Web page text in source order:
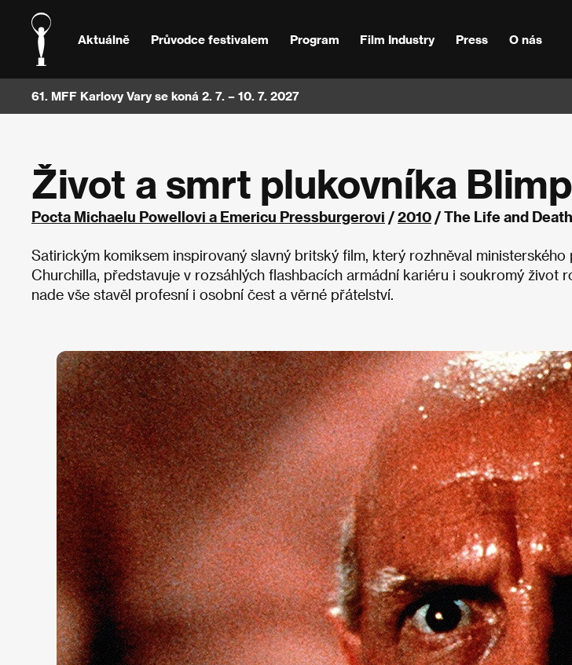
Aktuálně Průvodce festivalem Program Film Industry Press O nás
61. MFF Karlovy Vary se koná 2. 7. – 10. 7. 2027
Život a smrt plukovníka
Pocta Michaelu Powellovi a Emericu Pressburgerovi /2010 / The Life and
Satirickým komiksem inspirovaný slavný britský film, který rozhněval ministerského
Churchilla, představuje v rozsáhlých flashbacích armádní kariéru i soukromý život
nade vše stavěl profesní i osobní čest a věrné přátelství.